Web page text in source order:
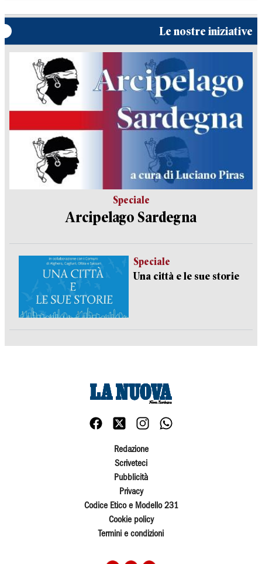
Le nostre iniziative
Speciale
Arcipelago Sardegna
Speciale
Una città e le sue storie
Redazione
Scriveteci
Pubblicità
Privacy
Codice Etico e Modello 231
Cookie policy
Termini e condizioni